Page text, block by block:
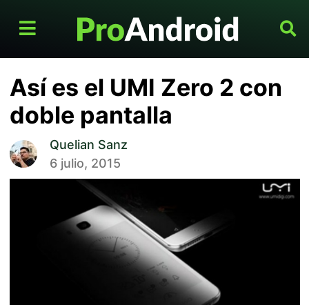
Así es el UMI Zero 2 con
doble pantalla
Quelian Sanz
6 julio, 2015